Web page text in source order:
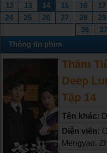
12
13 14 15 16 17
24
25 26 27 28 29
36
37
Thông tin phim
Thâm
Deep
Tập 14
Tên khác:
Diễn viên:
Mengyao,